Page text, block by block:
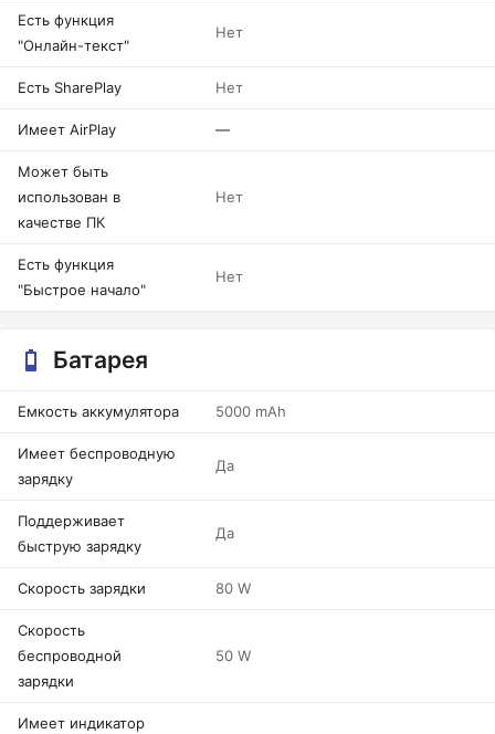
Есть функция
"Онлайн-текст"
Нет
Есть SharePlay Нет
Имеет AirPlay —
Может быть
использован в
качестве ПК
Нет
Есть функция
"Быстрое начало"
Нет
Батарея
Емкость аккумулятора 5000 mAh
Имеет беспроводную
зарядку
Да
Поддерживает
быструю зарядку
Да
Скорость зарядки 80 W
Скорость
беспроводной
зарядки
50 W
Имеет индикатор